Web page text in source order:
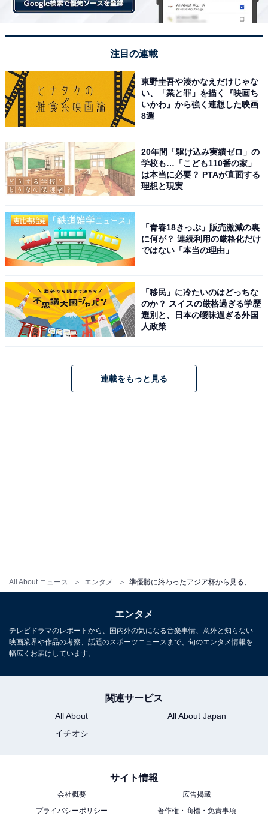
All About ニュース エンタメ
度がこれ以上高まるのは危険だ。
新たな組合せの模索も
アジアカップにはスピード豊かなFWの浅野拓磨（24
できるMF中島翔哉（24歳）がケガで出場できなかった
が、FW陣の底上げは最優先事項になる。アジアカップ
シュへ期限付き移籍した香川真司（29歳）も、コンディ
ションさえ整えば日本代表に招集したい選手だ。
こうした選手を組み合わせると、大迫の代わりを無理に
探すのではなく、違ったシステムで戦うアイディアも浮
るはずだ。移籍後すぐにリーグ戦に途中出場し、いきな
り2得点をあげた香川自身も、日本代表復帰への意欲は
示している。
アジアカップは終わり、ここから先は競争が再スタート
とする。いまはまだ注目をされていない選手にも、代表
注目の連載
東野圭吾や湊かなえだけじゃな
い、「業と罪」を描く『映画ち
いかわ』から強く連想した映画
8選
20年間「駆け込み実績ゼロ」の
学校も…「こども110番の家」
は本当に必要？ PTAが直面する
理想と現実
「青春18きっぷ」販売激減の裏
に何が？ 連続利用の厳格化だけ
ではない「本当の理由」
「移民」に冷たいのはどっちな
のか？ スイスの厳格過ぎる学歴
選別と、日本の曖昧過ぎる外国
人政策
連載をもっと見る
エンタメ
テレビドラマのレポートから、国内外の気になる音楽事情、意外と知らない
映画業界や作品の考察、話題のスポーツニュースまで、旬のエンタメ情報を
幅広くお届けしています。
関連サービス
All About
All About Japan
イチオシ
サイト情報
会社概要
広告掲載
プライバシーポリシー
著作権・商標・免責事項